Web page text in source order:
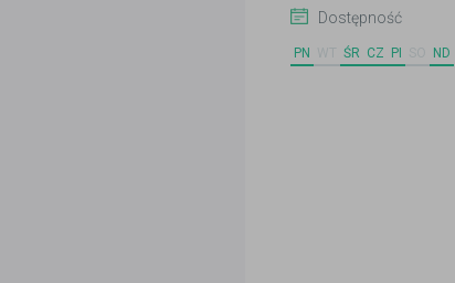
Dostępność
PN ŚR CZ PI ND